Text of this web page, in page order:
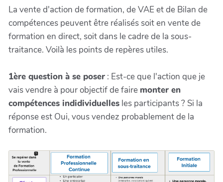
La vente d'action de formation, de VAE et de Bilan de
compétences peuvent être réalisés soit en vente de
formation en direct, soit dans le cadre de la sous-
traitance. Voilà les points de repères utiles.
1ère question à se poser : Est-ce que l'action que je
vais vendre à pour objectif de faire monter en
compétences indidividuelles les participants ? Si la
réponse est Oui, vous vendez probablement de la
formation.